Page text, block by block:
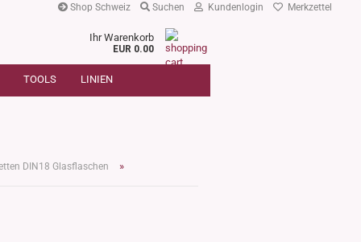
Shop Schweiz Suchen
SUCHE
oder
Kundenlogin
E-Mail
Merkzettel
Ihr Warenkorb
EUR 0.00
TOOLS LINIEN
DIN18 Glasflaschen »